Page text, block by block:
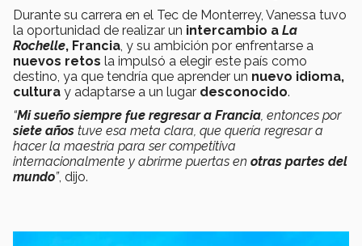
Durante su carrera en el Tec de Monterrey, Vanessa tuvo
la oportunidad de realizar un intercambio a La
Rochelle, Francia , y su ambición por enfrentarse a
nuevos retos la impulsó a elegir este país como
destino, ya que tendría que aprender un nuevo idioma,
cultura y adaptarse a un lugar desconocido.
“Mi sueño siempre fue regresar a Francia , entonces por
siete años tuve esa meta clara, que quería regresar a
hacer la maestría para ser competitiva
internacionalmente y abrirme puertas en otras partes del
mundo”, dijo.